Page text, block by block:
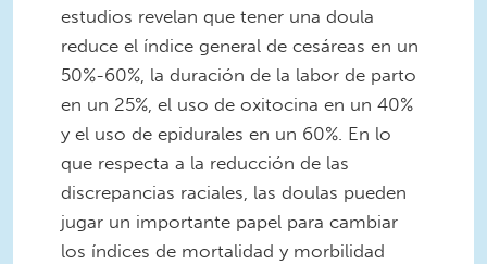
estudios revelan que tener una doula
reduce el índice general de cesáreas en un
50%-60%, la duración de la labor de parto
en un 25%, el uso de oxitocina en un 40%
y el uso de epidurales en un 60%. En lo
que respecta a la reducción de las
discrepancias raciales, las doulas pueden
jugar un importante papel para cambiar
los índices de mortalidad y morbilidad